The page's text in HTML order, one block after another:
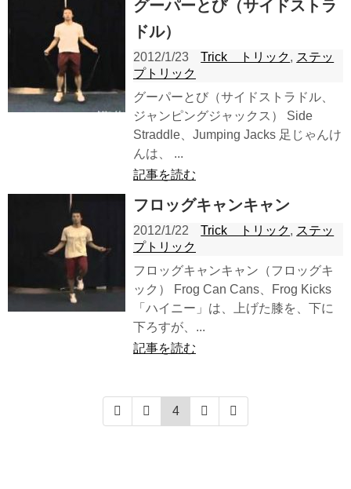
グーパーとび（サイドストラ
ドル）
2012/1/23 Trick トリック, ステッ
プトリック
グーパーとび（サイドストラドル、
ジャンピングジャックス） Side
Straddle、Jumping Jacks 足じゃんけ
んは、 ...
記事を読む
フロッグキャンキャン
2012/1/22 Trick トリック, ステッ
プトリック
フロッグキャンキャン（フロッグキ
ック） Frog Can Cans、Frog Kicks
「ハイニー」は、上げた膝を、下に
下ろすが、...
記事を読む
4